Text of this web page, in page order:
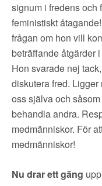
signum i fredens och
feministiskt
frågan om hon vill
beträffande åtgärder
Hon svarade nej
diskutera fred.
oss själva och
behandla andra.
medmänniskor. För
medmänniskor!
Nu drar ett gäng